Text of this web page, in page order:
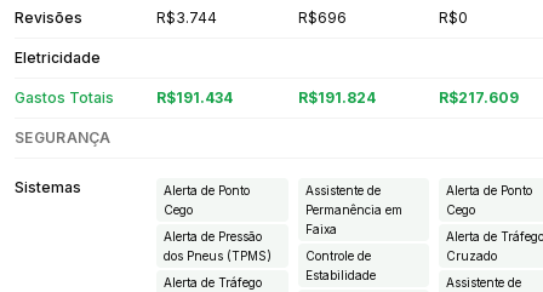
Revisões R$3.744 R$696 R$0
Eletricidade
Gastos Totais R$191.434 R$191.824 R$217.609
SEGURANÇA
Sistemas
Alerta de Ponto
Cego
Alerta de Pressão
dos Pneus (TPMS)
Alerta de Tráfego
Assistente de
Permanência em
Faixa
Controle de
Estabilidade
Alerta de Ponto
Cego
Alerta de
Cruzado
Assistente de